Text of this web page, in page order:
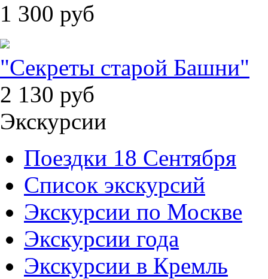
1 300 руб
"Секреты старой Башни"
2 130 руб
Экскурсии
Поездки 18 Сентября
Список экскурсий
Экскурсии по Москве
Экскурсии года
Экскурсии в Кремль